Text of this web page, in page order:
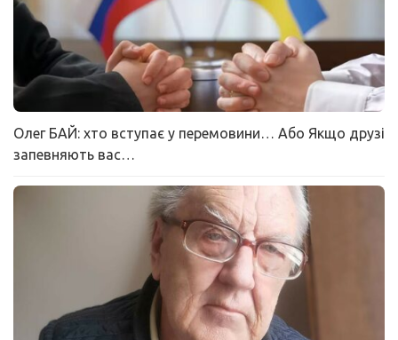
Олег БАЙ: хто вступає у перемовини… Або Якщо друзі
запевняють вас…